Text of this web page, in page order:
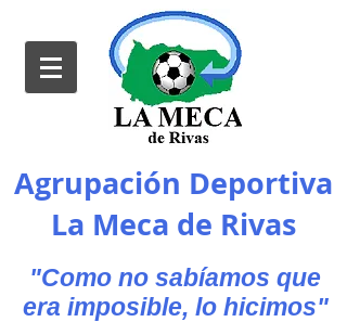
Agrupación Deportiva
La Meca de Rivas
"Como no sabíamos que
era imposible, lo hicimos"